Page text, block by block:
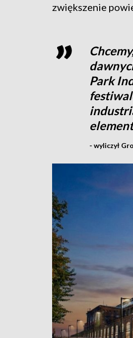
zwiększenie
Park
- wyliczył